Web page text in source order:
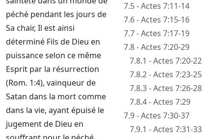
péché pendant les jours de
Sa chair, Il est ainsi
déterminé Fils de Dieu en
puissance selon ce même
Esprit par la résurrection
(Rom. 1:4), vainqueur de
Satan dans la mort comme
dans la vie, ayant épuisé le
jugement de Dieu en
7.5 - Actes 7:11-14
7.6 - Actes 7:15-16
7.7 - Actes 7:17-19
7.8 - Actes 7:20-29
7.8.1 - Actes 7:20-22
7.8.2 - Actes 7:23-25
7.8.3 - Actes 7:26-28
7.8.4 - Actes 7:29
7.9 - Actes 7:30-37
7.9.1 - Actes 7:31-33